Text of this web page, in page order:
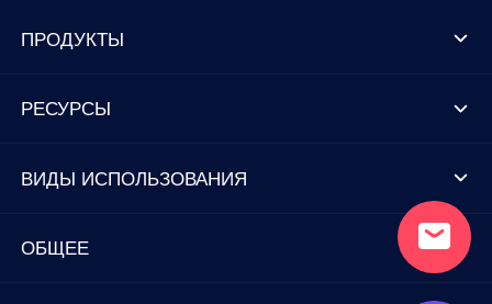
ПРОДУКТЫ
РЕСУРСЫ
ВИДЫ ИСПОЛЬЗОВАНИЯ
ОБЩЕЕ